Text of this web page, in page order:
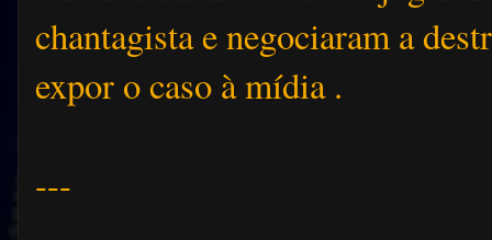
chantagista e negociaram a
expor o caso à mídia .
---